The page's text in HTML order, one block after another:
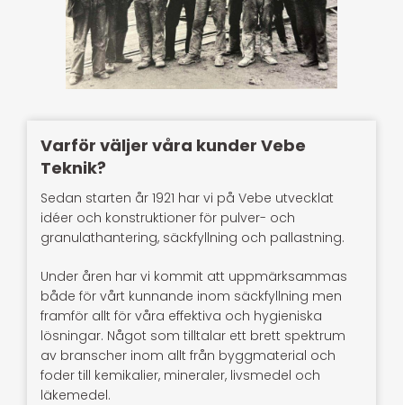
Varför väljer våra kunder Vebe
Teknik?
Sedan starten år 1921 har vi på Vebe utvecklat
idéer och konstruktioner för pulver- och
granulathantering, säckfyllning och pallastning.
Under åren har vi kommit att uppmärksammas
både för vårt kunnande inom säckfyllning men
framför allt för våra effektiva och hygieniska
lösningar. Något som tilltalar ett brett spektrum
av branscher inom allt från byggmaterial och
foder till kemikalier, mineraler, livsmedel och
läkemedel.